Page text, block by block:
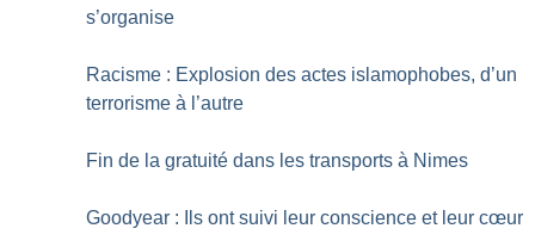
s’organise
Racisme : Explosion des actes islamophobes, d’un
terrorisme à l’autre
Fin de la gratuité dans les transports à Nimes
Goodyear : Ils ont suivi leur conscience et leur cœur